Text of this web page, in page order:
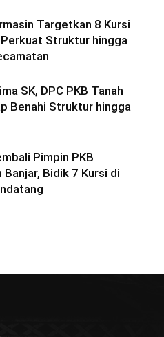
Targetkan 8 Kursi
Struktur hingga
SK, DPC PKB Tanah
Benahi Struktur hingga
Pimpin PKB
Banjar, Bidik 7 Kursi di